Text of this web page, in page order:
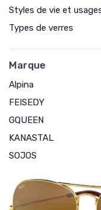
Styles de vie et
Types de verres
Marque
Alpina
FEISEDY
GQUEEN
KANASTAL
SOJOS